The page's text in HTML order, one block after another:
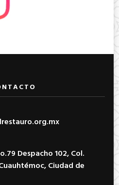
Despacho 102, Col.
Ciudad de